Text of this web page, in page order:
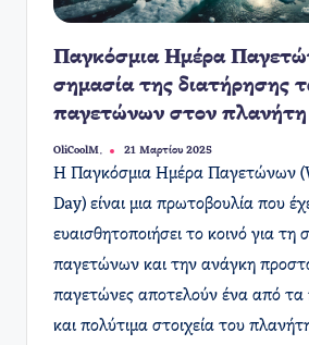
Παγκόσμια Ημέρα
σημασία της διατήρησης
παγετώνων στον πλανήτη
Συγγραφέας:
OliCoolM. 21 Μαρτίου 2025
Η Παγκόσμια Ημέρα Παγετώνων
Day) είναι μια πρωτοβουλία που
ευαισθητοποιήσει το κοινό για τη
παγετώνων και την ανάγκη
παγετώνες αποτελούν ένα από τα
και πολύτιμα στοιχεία του